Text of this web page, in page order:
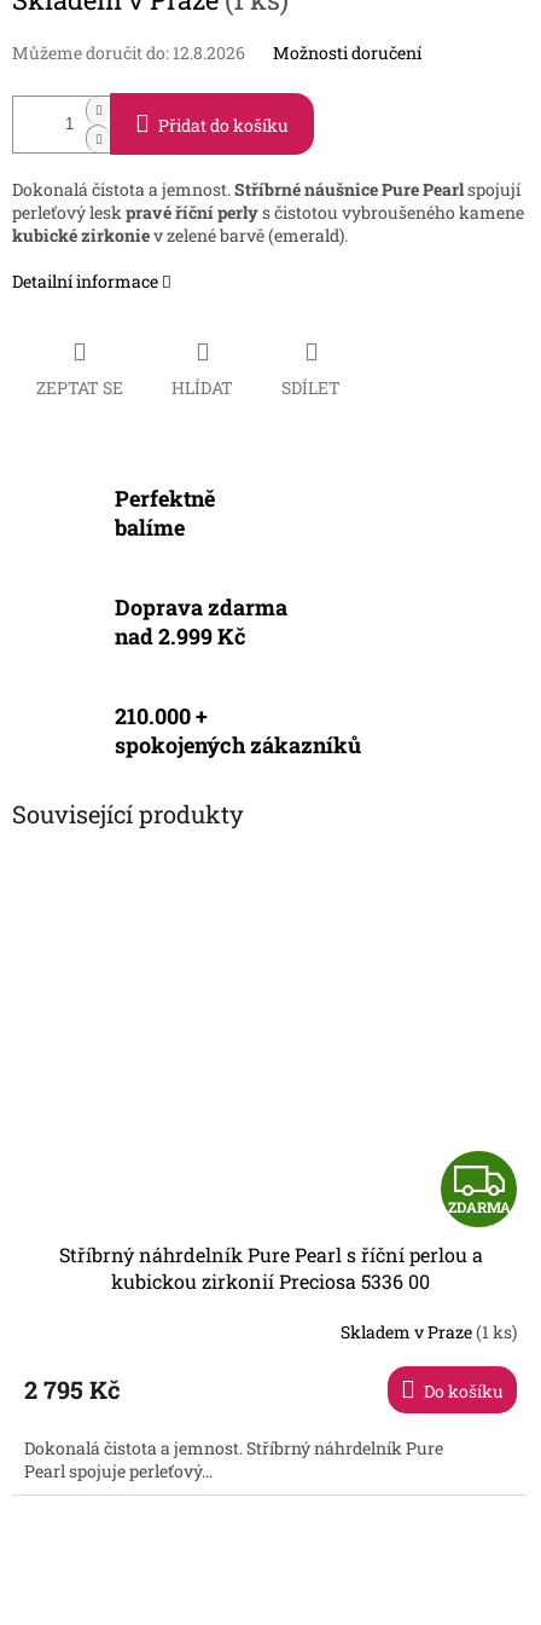
cena:
Můžeme doručit do: 12.8.2026 Možnosti doručení
Přidat do košíku
Dokonalá čistota a jemnost.Stříbrné náušnice Pure Pearlspojují
perleťový leskpravé říční perlys čistotou vybroušeného kamene
kubické zirkoniev zelené barvě (emerald).
Detailní informace
ZEPTAT SE HLÍDAT SDÍLET
Perfektně
balíme
Doprava zdarma
nad 2.999 Kč
210.000 +
spokojených zákazníků
Související produkty
Z
D
R
ZDARMA
Stříbrný náhrdelník Pure Pearl s říční perlou a
kubickou zirkonií Preciosa 5336 00
Skladem v Praze(1 ks)
2 795 Kč Do košíku
Dokonalá čistota a jemnost. Stříbrný náhrdelník Pure
Pearl spojuje perleťový...